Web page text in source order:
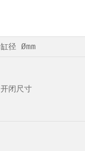
缸径 Ømm
开闭尺寸